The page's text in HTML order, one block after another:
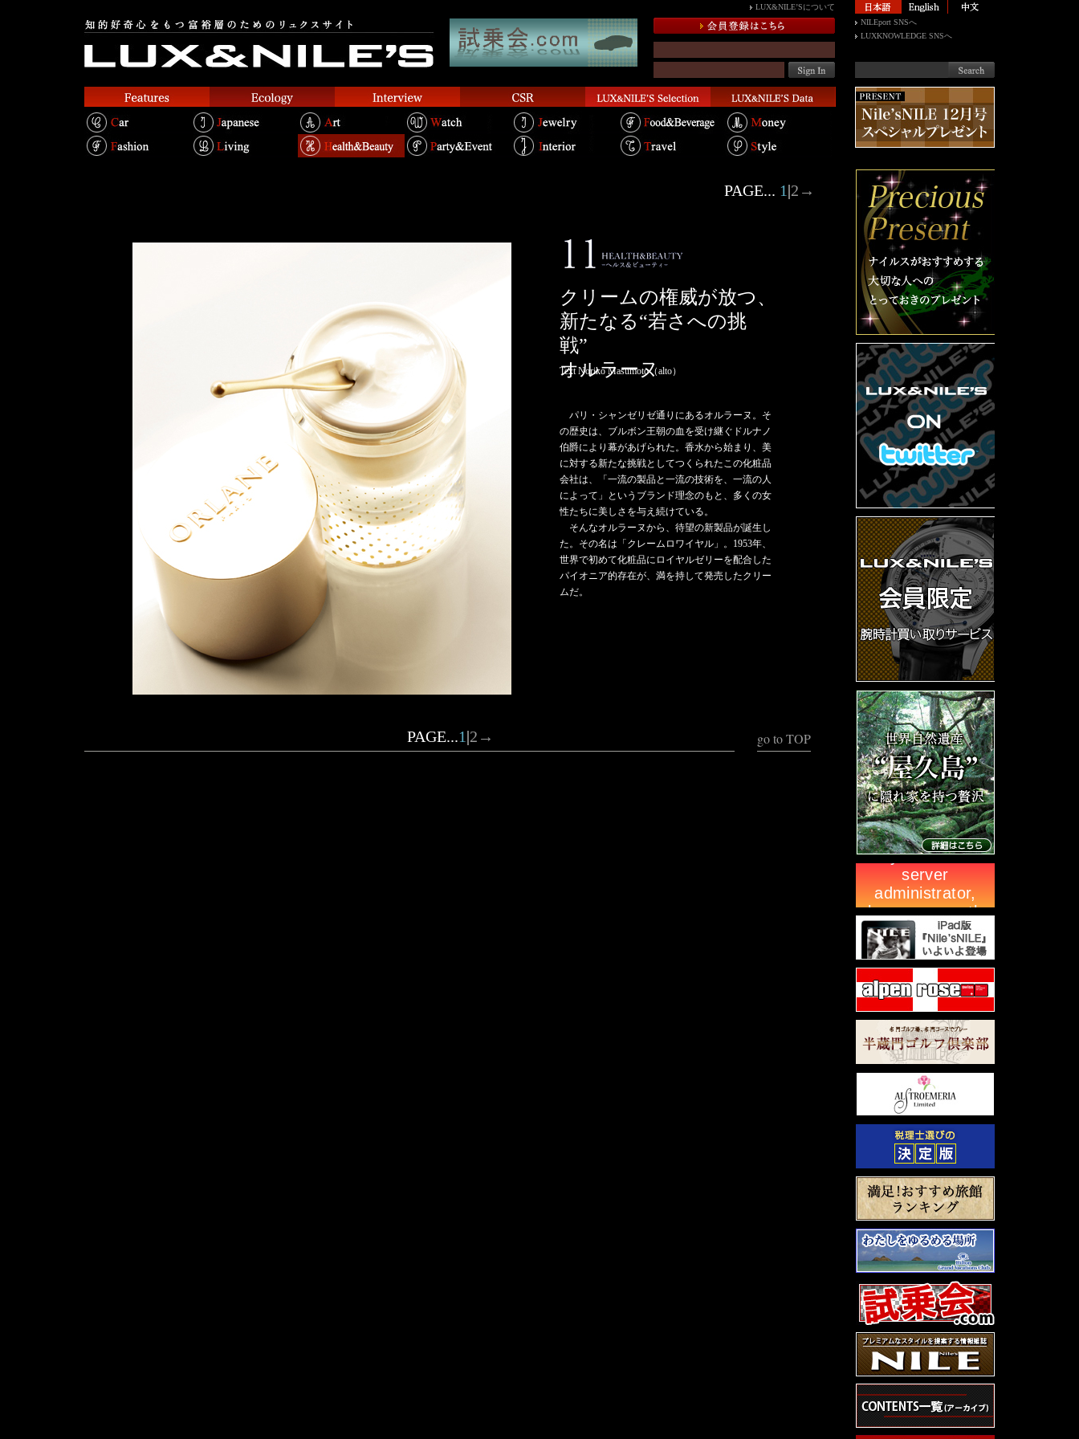
LUX&NILE’Sについて
NILEport SNSへ
LUXKNOWLEDGE SNSへ
PAGE... 1|2 →
クリームの権威が放つ、
新たなる“若さへの挑
戦”
オルラーヌ
Text Noriko Masumoto（alto）
パリ・シャンゼリゼ通りにあるオルラーヌ。そ
の歴史は、ブルボン王朝の血を受け継ぐドルナノ
伯爵により幕があげられた。香水から始まり、美
に対する新たな挑戦としてつくられたこの化粧品
会社は、「一流の製品と一流の技術を、一流の人
によって」というブランド理念のもと、多くの女
性たちに美しさを与え続けている。
そんなオルラーヌから、待望の新製品が誕生し
た。その名は「クレームロワイヤル」。1953年、
世界で初めて化粧品にロイヤルゼリーを配合した
パイオニア的存在が、満を持して発売したクリー
ムだ。
go to TOP
PAGE...1|2 →